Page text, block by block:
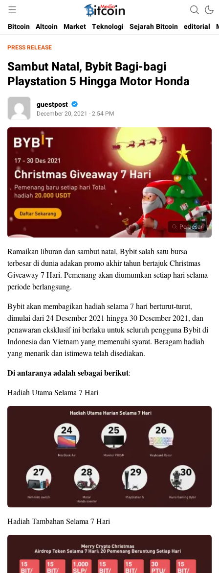
Bitcoin Media Indonesia
Media Bitcoin dan Cryptocurrency, dan Blockchain di Indonesia
Bitcoin Altcoin Market Teknologi Sejarah Bitcoin editorial
PRESS RELEASE
Sambut Natal, Bybit Bagi-bagi
Playstation 5 Hingga Motor Honda
guestpost
December 20, 2021 - 2:54 PM
Perbesar
Ramaikan liburan dan sambut natal, Bybit salah satu bursa
terbesar di dunia adakan promo akhir tahun bertajuk Christmas
Giveaway 7 Hari. Pemenang akan diumumkan setiap hari selama
periode berlangsung.
Bybit akan membagikan hadiah selama 7 hari berturut-turut,
dimulai dari 24 Desember 2021 hingga 30 Desember 2021, dan
penawaran eksklusif ini berlaku untuk seluruh pengguna Bybit di
Indonesia dan Vietnam yang memenuhi syarat. Beragam hadiah
yang menarik dan istimewa telah disediakan.
Di antaranya adalah sebagai berikut:
Hadiah Utama Selama 7 Hari
Hadiah Tambahan Selama 7 Hari